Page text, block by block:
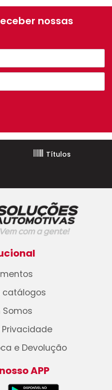
nossas
Títulos
catálogos
Somos
e Devolução
APP